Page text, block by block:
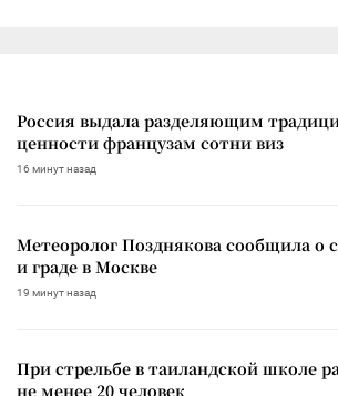
Россия выдала разделяющим
ценности французам сотни виз
16 минут назад
Метеоролог Позднякова сообщила о
и граде в Москве
19 минут назад
При стрельбе в таиландской школе
не менее 20 человек